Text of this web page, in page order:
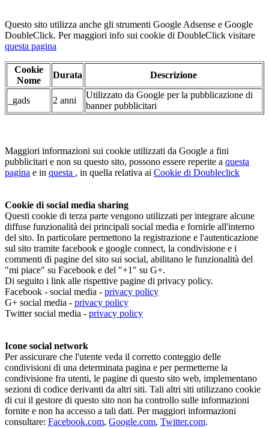
Questo sito utilizza anche gli strumenti Google Adsense e Google
DoubleClick. Per maggiori info sui cookie di DoubleClick visitare
questa pagina
Cookie
Nome
Durata Descrizione
_gads 2 anni
Utilizzato da Google per la pubblicazione di
banner pubblicitari
Maggiori informazioni sui cookie utilizzati da Google a fini
pubblicitari e non su questo sito, possono essere reperite a questa
pagina e in questa , in quella relativa ai Cookie di Doubleclick
Cookie di social media sharing
Questi cookie di terza parte vengono utilizzati per integrare alcune
diffuse funzionalità dei principali social media e fornirle all'interno
del sito. In particolare permettono la registrazione e l'autenticazione
sul sito tramite facebook e google connect, la condivisione e i
commenti di pagine del sito sui social, abilitano le funzionalità del
"mi piace" su Facebook e del "+1" su G+.
Di seguito i link alle rispettive pagine di privacy policy.
Facebook - social media - privacy policy
G+ social media - privacy policy
Twitter social media - privacy policy
Icone social network
Per assicurare che l'utente veda il corretto conteggio delle
condivisioni di una determinata pagina e per permetterne la
condivisione fra utenti, le pagine di questo sito web, implementano
sezioni di codice derivanti da altri siti. Tali altri siti utilizzano cookie
di cui il gestore di questo sito non ha controllo sulle informazioni
fornite e non ha accesso a tali dati. Per maggiori informazioni
consultare: Facebook.com, Google.com, Twitter.com.